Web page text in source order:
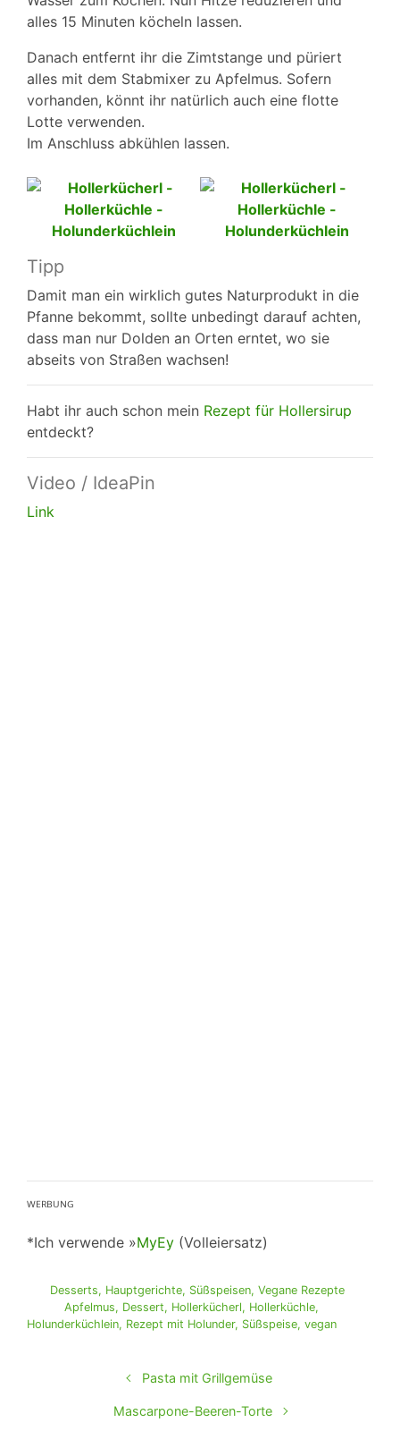
alles 15 Minuten köcheln lassen.
Danach entfernt ihr die Zimtstange und püriert
alles mit dem Stabmixer zu Apfelmus. Sofern
vorhanden, könnt ihr natürlich auch eine flotte
Lotte verwenden.
Im Anschluss abkühlen lassen.
Tipp
Damit man ein wirklich gutes Naturprodukt in die
Pfanne bekommt, sollte unbedingt darauf achten,
dass man nur Dolden an Orten erntet, wo sie
abseits von Straßen wachsen!
Habt ihr auch schon mein Rezept für Hollersirup
entdeckt?
Video / IdeaPin
Link
ᵂᴱᴿᴮᵁᴺᴳ
*Ich verwende »MyEy (Volleiersatz)
Desserts, Hauptgerichte, Süßspeisen, Vegane Rezepte
Apfelmus, Dessert, Hollerkücherl, Hollerküchle,
Holunderküchlein, Rezept mit Holunder, Süßspeise, vegan
Pasta mit Grillgemüse
Mascarpone-Beeren-Torte